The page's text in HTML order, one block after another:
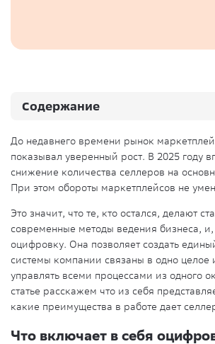
До недавнего времени рынок
показывал уверенный рост. В 2025 году
снижение количества селлеров на
При этом обороты маркетплейсов не
Это значит, что те, кто остался, делают
современные методы ведения бизнеса,
оцифровку. Она позволяет создать
системы компании связаны в одно целое
управлять всеми процессами из одного
статье расскажем что из себя
какие преимущества в работе дает
Что включает в себя
Содержание